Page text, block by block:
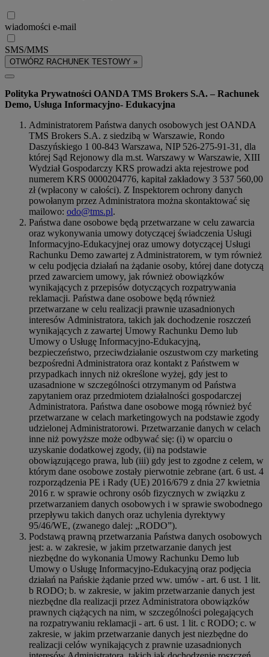
wiadomości e-mail
SMS/MMS
OTWÓRZ RACHUNEK TESTOWY »
Polityka Prywatności OANDA TMS Brokers S.A. – Rachunek
Demo, Usługa Informacyjno- Edukacyjna
Administratorem Państwa danych osobowych jest OANDA
TMS Brokers S.A. z siedzibą w Warszawie, Rondo
Daszyńskiego 1 00-843 Warszawa, NIP 526-275-91-31, dla
której Sąd Rejonowy dla m.st. Warszawy w Warszawie, XIII
Wydział Gospodarczy KRS prowadzi akta rejestrowe pod
numerem KRS 0000204776, kapitał zakładowy 3 537 560,00
zł (wpłacony w całości). Z Inspektorem ochrony danych
powołanym przez Administratora można skontaktować się
mailowo: odo@tms.pl.
Państwa dane osobowe będą przetwarzane w celu zawarcia
oraz wykonywania umowy dotyczącej świadczenia Usługi
Informacyjno-Edukacyjnej oraz umowy dotyczącej Usługi
Rachunku Demo zawartej z Administratorem, w tym również
w celu podjęcia działań na żądanie osoby, której dane dotyczą
przed zawarciem umowy, jak również obowiązków
wynikających z przepisów dotyczących rozpatrywania
reklamacji. Państwa dane osobowe będą również
przetwarzane w celu realizacji prawnie uzasadnionych
interesów Administratora, takich jak dochodzenie roszczeń
wynikających z zawartej Umowy Rachunku Demo lub
Umowy o Usługę Informacyjno-Edukacyjną,
bezpieczeństwo, przeciwdziałanie oszustwom czy marketing
bezpośredni Administratora oraz kontakt z Państwem w
przypadkach innych niż określone wyżej, gdy jest to
uzasadnione w szczególności otrzymanym od Państwa
zapytaniem oraz przedmiotem działalności gospodarczej
Administratora. Państwa dane osobowe mogą również być
przetwarzane w celach marketingowych na podstawie zgody
udzielonej Administratorowi. Przetwarzanie danych w celach
inne niż powyższe może odbywać się: (i) w oparciu o
uzyskanie dodatkowej zgody, (ii) na podstawie
obowiązującego prawa, lub (iii) gdy jest to zgodne z celem, w
którym dane osobowe zostały pierwotnie zebrane (art. 6 ust. 4
rozporządzenia PE i Rady (UE) 2016/679 z dnia 27 kwietnia
2016 r. w sprawie ochrony osób fizycznych w związku z
przetwarzaniem danych osobowych i w sprawie swobodnego
przepływu takich danych oraz uchylenia dyrektywy
95/46/WE, (zwanego dalej: „RODO”).
Podstawą prawną przetwarzania Państwa danych osobowych
jest: a. w zakresie, w jakim przetwarzanie danych jest
niezbędne do wykonania Umowy Rachunku Demo lub
Umowy o Usługę Informacyjno-Edukacyjną oraz podjęcia
działań na Pańskie żądanie przed ww. umów - art. 6 ust. 1 lit.
b RODO; b. w zakresie, w jakim przetwarzanie danych jest
niezbędne dla realizacji przez Administratora obowiązków
prawnych ciążących na nim, w szczególności polegających
na rozpatrywaniu reklamacji - art. 6 ust. 1 lit. c RODO; c. w
zakresie, w jakim przetwarzanie danych jest niezbędne do
realizacji celów wynikających z prawnie uzasadnionych